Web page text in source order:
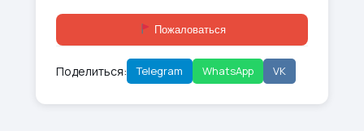
Пожаловаться
Поделиться: Telegram WhatsApp VK